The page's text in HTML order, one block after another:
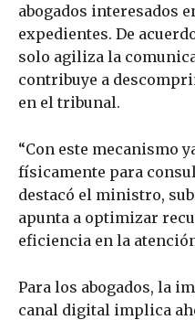
abogados interesados
expedientes. De
solo agiliza la
contribuye a
en el tribunal.
“Con este mecanismo
físicamente para
destacó el ministro,
apunta a optimizar
eficiencia en la
Para los abogados, la
canal digital implica